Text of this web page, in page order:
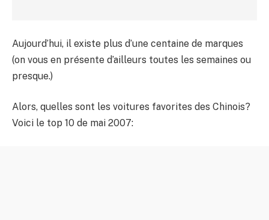
Aujourd’hui, il existe plus d’une centaine de marques
(on vous en présente d’ailleurs toutes les semaines ou
presque.)
Alors, quelles sont les voitures favorites des Chinois?
Voici le top 10 de mai 2007: